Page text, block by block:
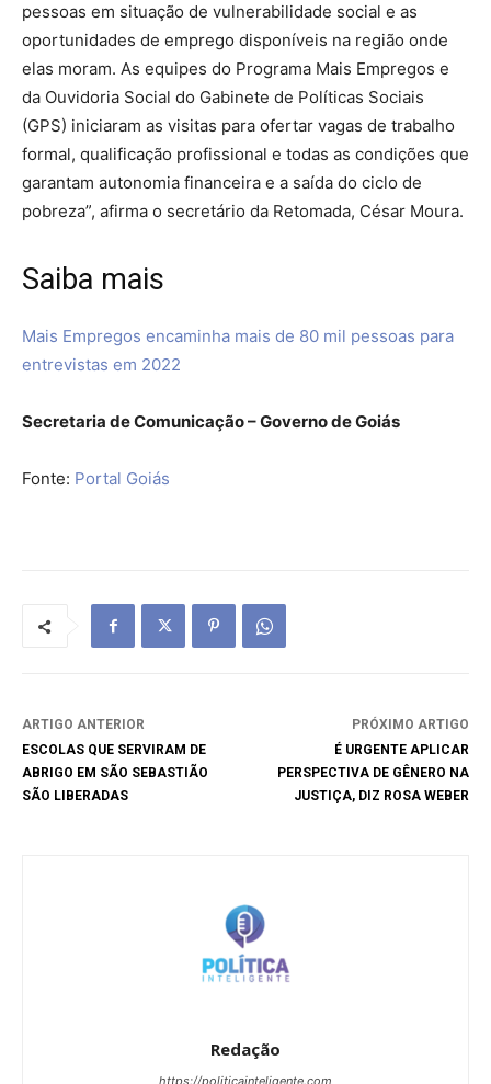
pessoas em situação de vulnerabilidade social e as
oportunidades de emprego disponíveis na região onde
elas moram. As equipes do Programa Mais Empregos e
da Ouvidoria Social do Gabinete de Políticas Sociais
(GPS) iniciaram as visitas para ofertar vagas de trabalho
formal, qualificação profissional e todas as condições que
garantam autonomia financeira e a saída do ciclo de
pobreza”, afirma o secretário da Retomada, César Moura.
Saiba mais
Mais Empregos encaminha mais de 80 mil pessoas para
entrevistas em 2022
Secretaria de Comunicação – Governo de Goiás
Fonte: Portal Goiás
ARTIGO ANTERIOR
ESCOLAS QUE SERVIRAM DE
ABRIGO EM SÃO SEBASTIÃO
SÃO LIBERADAS
PRÓXIMO ARTIGO
É URGENTE APLICAR
PERSPECTIVA DE GÊNERO NA
JUSTIÇA, DIZ ROSA WEBER
Redação